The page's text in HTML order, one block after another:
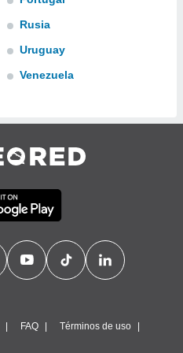
Rusia
Uruguay
Venezuela
FAQ Términos de uso